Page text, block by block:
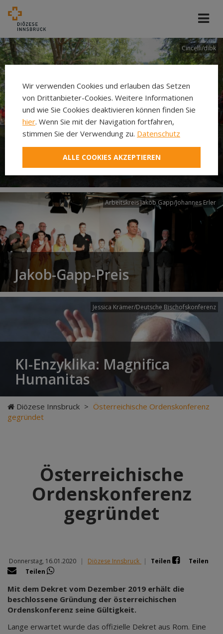
Cincelli/dibk
Neuer Pilgerweg Via
Laudato si’
Arbeitskreis Jakob Gapp/Johannes Erler
Jakob-Gapp-Preis
Jessica Krämer/Deutsche Bischofskonferenz
KI-Enzyklika: Magnifica
Humanitas
Diözese Innsbruck > Österreichische Ordenskonferenz
gegründet
Österreichische
Ordenskonferenz
gegründet
Donnerstag, 16.01.2020 | Diözese Innsbruck | Teilen
Teilen
Teilen
Mit dem Dekret vom Dezember 2019 erhält die
beschlossene Gründung der österreichischen
Ordenskonferenz seine Gültigkeit.
Lange erwartet wurde das offizielle Dekret aus Rom. Eine
Wir verwenden Cookies und erlauben das Setzen
von Drittanbieter-Cookies. Weitere Informationen
und wie Sie Cookies deaktivieren können finden Sie
hier. Wenn Sie mit der Navigation fortfahren,
stimmen Sie der Verwendung zu. Datenschutz
ALLE COOKIES AKZEPTIEREN